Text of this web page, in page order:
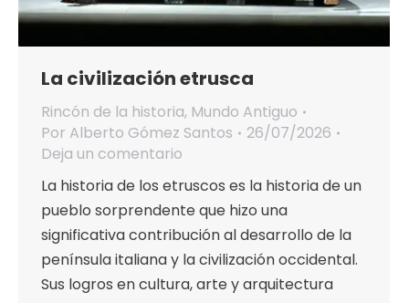
La civilización etrusca
Rincón de la historia, Mundo Antiguo
Por Alberto Gómez Santos
26/07/2026
Deja un comentario
La historia de los etruscos es la historia de un
pueblo sorprendente que hizo una
significativa contribución al desarrollo de la
península italiana y la civilización occidental.
Sus logros en cultura, arte y arquitectura